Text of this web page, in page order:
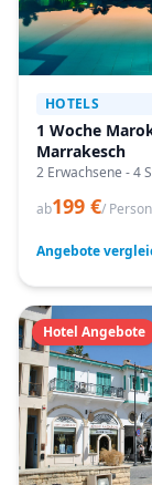
HOTELS
1 Woche
Marrakesch
2 Erwachsene - 4
ab199 €/ Person
Angebote
Hotel Angebote